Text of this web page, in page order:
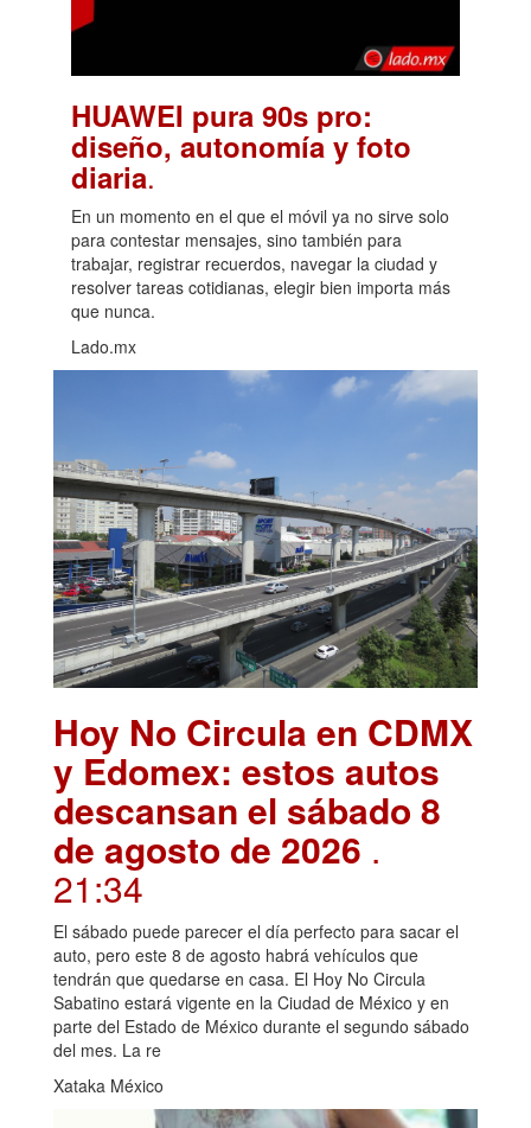
HUAWEI pura 90s pro:
diseño, autonomía y foto
diaria.
En un momento en el que el móvil ya no sirve solo
para contestar mensajes, sino también para
trabajar, registrar recuerdos, navegar la ciudad y
resolver tareas cotidianas, elegir bien importa más
que nunca.
Lado.mx
Hoy No Circula en CDMX
y Edomex: estos autos
descansan el sábado 8
de agosto de 2026 .
21:34
El sábado puede parecer el día perfecto para sacar el
auto, pero este 8 de agosto habrá vehículos que
tendrán que quedarse en casa. El Hoy No Circula
Sabatino estará vigente en la Ciudad de México y en
parte del Estado de México durante el segundo sábado
del mes. La re
Xataka México